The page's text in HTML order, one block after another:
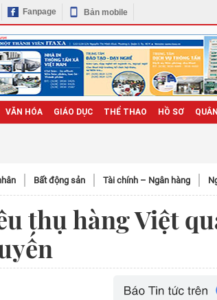
Fanpage Bản mobile
VĂN HÓA GIÁO DỤC THỂ THAO HỒ SƠ
Bất động sản Tài chính – Ngân hàng
thụ hàng Việt